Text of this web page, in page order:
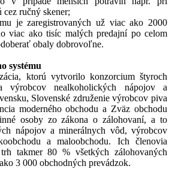
cez ručný skener;
je zaregistrovaných už viac ako 2000
viac ako tisíc malých predajní po celom
obaly dobrovoľne.
systému
ktorú vytvorilo konzorcium štyroch
výrobcov nealkoholických nápojov a
Slovenské združenie výrobcov piva
moderného obchodu a Zväz obchodu
osoby zo zákona o zálohovaní, a to
nápojov a minerálnych vôd, výrobcov
a maloobchodu. Ich členovia
takmer 80 % všetkých zálohovaných
3 000 obchodných prevádzok.